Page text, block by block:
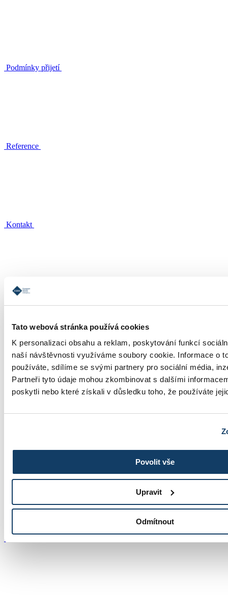
Tato webová stránka používá cookies
K personalizaci obsahu a reklam, poskytování funkcí
naší návštěvnosti využíváme soubory cookie. Informace o
používáte, sdílíme se svými partnery pro sociální média,
Partneři tyto údaje mohou zkombinovat s dalšími
poskytli nebo které získali v důsledku toho, že používáte
Povolit vše
Upravit
Odmítnout
Podmínky přijetí
Reference
Kontakt
Školné